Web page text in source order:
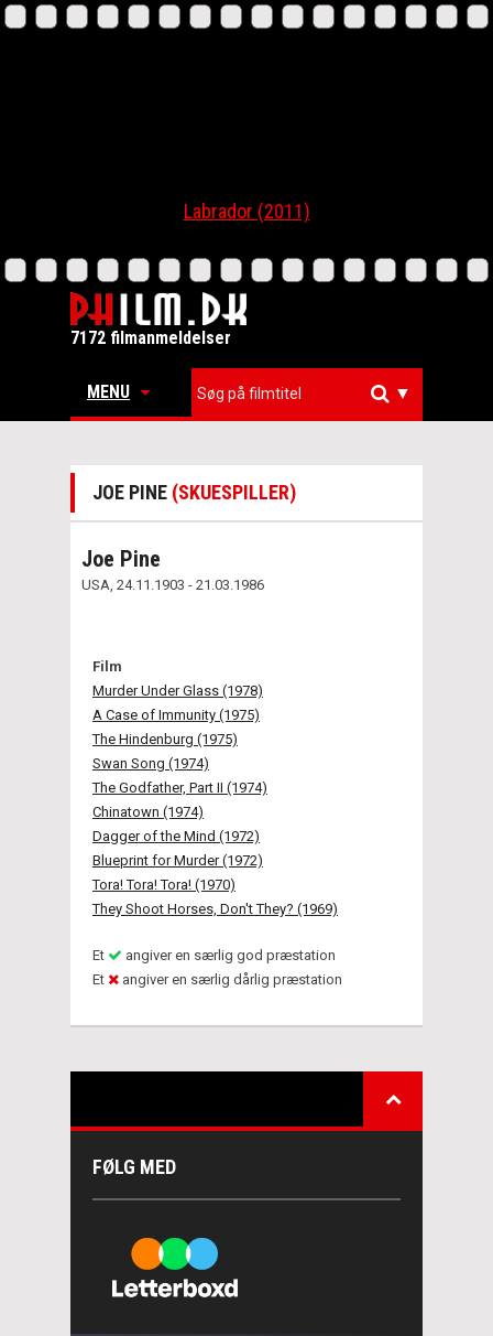
Labrador (2011)
7172 filmanmeldelser
MENU ▼
JOE PINE (SKUESPILLER)
Joe Pine
USA, 24.11.1903 - 21.03.1986
Film
Murder Under Glass (1978)
A Case of Immunity (1975)
The Hindenburg (1975)
Swan Song (1974)
The Godfather, Part II (1974)
Chinatown (1974)
Dagger of the Mind (1972)
Blueprint for Murder (1972)
Tora! Tora! Tora! (1970)
They Shoot Horses, Don't They? (1969)
Et
angiver en særlig god præstation
Et
angiver en særlig dårlig præstation
FØLG MED